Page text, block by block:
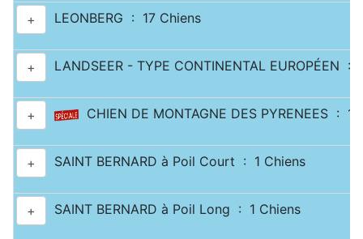
+ LEONBERG : 17 Chiens
+ LANDSEER - TYPE CONTINENTAL EUROPÉEN :
+ CHIEN DE MONTAGNE DES PYRENEES :
+ SAINT BERNARD à Poil Court : 1 Chiens
+ SAINT BERNARD à Poil Long : 1 Chiens